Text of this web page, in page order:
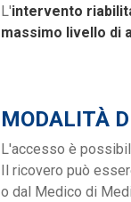
L'intervento
massimo livello di
MODALITÀ
L'accesso è
Il ricovero può
o dal Medico di